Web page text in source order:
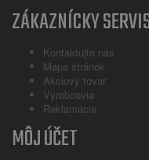
ZÁKAZNÍCKY
Kontaktujte nás
Mapa stránok
Akciový tovar
Výrobcovia
Reklamácie
MÔJ ÚČET